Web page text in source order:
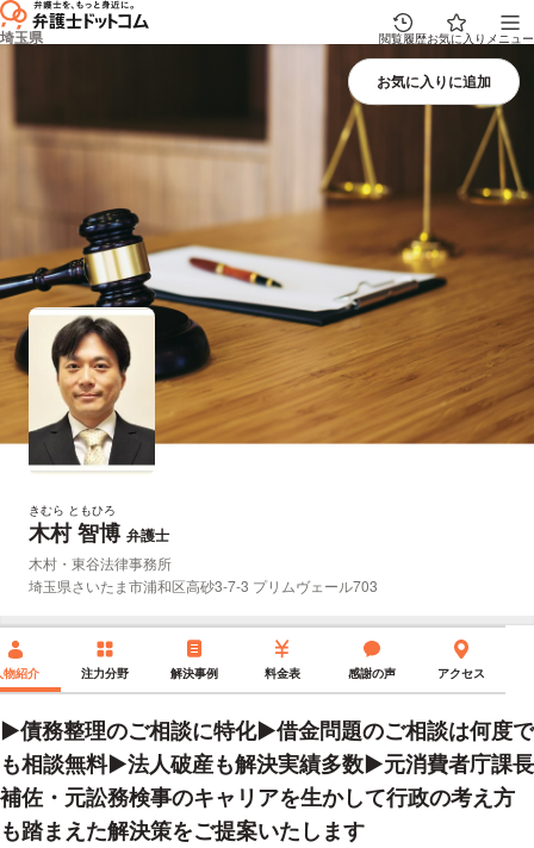
埼玉県 閲覧履歴お気に入り メニュー
きむら ともひろ
木村 智博 弁護士
所属事務所：
木村・東谷法律事務所
所在地：
埼玉県さいたま市浦和区高砂3-7-3 プリムヴェール703
物紹介 注力分野 解決事例 料金表 感謝の声 アクセス
▶️債務整理のご相談に特化▶️借金問題のご相談は何度で
も相談無料▶️法人破産も解決実績多数▶元消費者庁課長
補佐・元訟務検事のキャリアを生かして行政の考え方
も踏まえた解決策をご提案いたします